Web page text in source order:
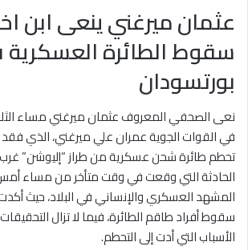
عثمان ميرغني ينعى ابن
سقوط الطائرة
بورتسودان
نعى الصحفي المعروف عثمان ميرغني مساء
في القوات الجوية عمران علي ميرغني، الذي
تحطم طائرة شحن عسكرية من طراز “إليوشن”
الحادثة التي وقعت في وقت متأخر من مساء
المشهد العسكري والإنساني في البلاد، حيث
سقوط أفراد طاقم الطائرة، فيما لا تزال
الأسباب التي أدت إلى التحطم.